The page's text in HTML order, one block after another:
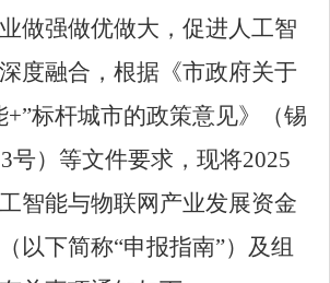
做强做优做大，促进人工智
度融合，根据《市政府关于
+”标杆城市的政策意见》（锡
3号）等文件要求，现将2025
智能与物联网产业发展资金
以下简称“申报指南”）及组